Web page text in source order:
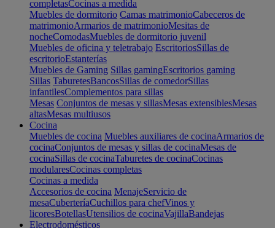
completasCocinas a medida
Muebles de dormitorio Camas matrimonioCabeceros de
matrimonioArmarios de matrimonioMesitas de
nocheComodasMuebles de dormitorio juvenil
Muebles de oficina y teletrabajo EscritoriosSillas de
escritorioEstanterías
Muebles de Gaming Sillas gamingEscritorios gaming
Sillas TaburetesBancosSillas de comedorSillas
infantilesComplementos para sillas
Mesas Conjuntos de mesas y sillasMesas extensiblesMesas
altasMesas multiusos
Cocina
Muebles de cocina Muebles auxiliares de cocinaArmarios de
cocinaConjuntos de mesas y sillas de cocinaMesas de
cocinaSillas de cocinaTaburetes de cocinaCocinas
modularesCocinas completas
Cocinas a medida
Accesorios de cocina MenajeServicio de
mesaCuberteríaCuchillos para chefVinos y
licoresBotellasUtensilios de cocinaVajillaBandejas
Electrodomésticos